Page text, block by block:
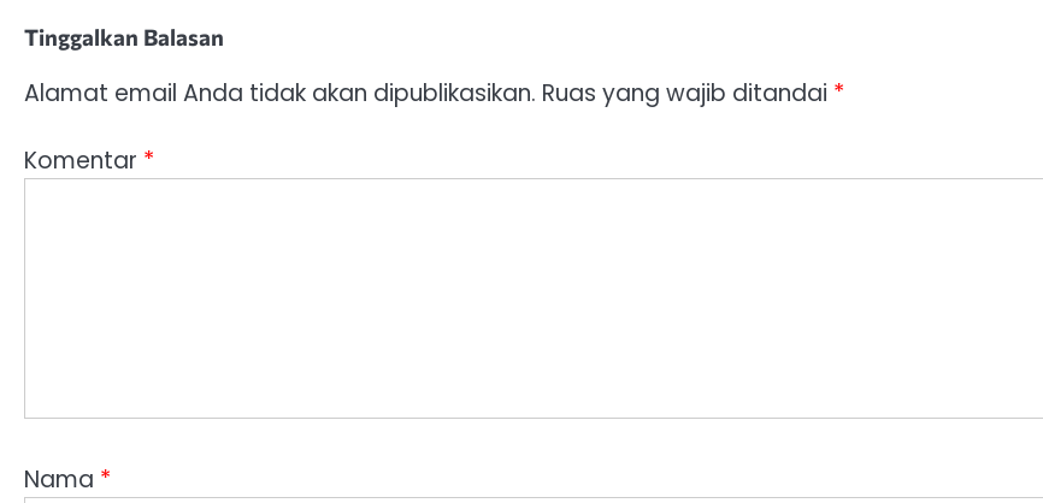
Tinggalkan Balasan
Alamat email Anda tidak akan dipublikasikan. Ruas yang wajib ditandai *
Komentar *
Nama *